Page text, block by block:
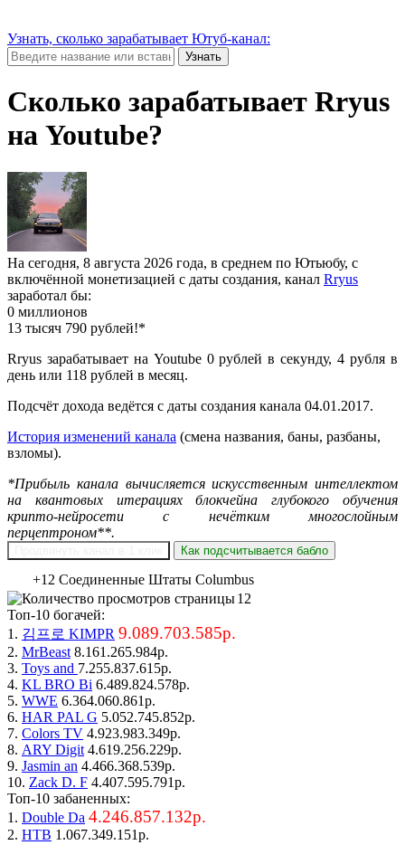
Узнать, сколько зарабатывает Ютуб-канал:
Узнать
Сколько зарабатывает Rryus
на Youtube?
На сегодня, 8 августа 2026 года, в среднем по Ютьюбу, с
включённой монетизацией с даты создания, канал Rryus
заработал бы:
0 миллионов
13 тысяч 790 рублей!*
Rryus зарабатывает на Youtube 0 рублей в секунду, 4 рубля в
день или 118 рублей в месяц.
Подсчёт дохода ведётся с даты создания канала 04.01.2017.
История изменений канала (смена названия, баны, разбаны,
взломы).
*Прибыль канала вычисляется искусственным интеллектом
на квантовых итерациях блокчейна глубокого обучения
крипто-нейросети с нечётким многослойным
перцептроном**.
Как подсчитывается бабло
+12 Соединенные Штаты Columbus
12
Топ-10 богачей:
1. 김프로 KIMPR 9.089.703.585р.
2. MrBeast 8.161.265.984р.
3. Toys and 7.255.837.615р.
4. KL BRO Bi 6.489.824.578р.
5. WWE 6.364.060.861р.
6. HAR PAL G 5.052.745.852р.
7. Colors TV 4.923.983.349р.
8. ARY Digit 4.619.256.229р.
9. Jasmin an 4.466.368.539р.
10. Zack D. F 4.407.595.791р.
Топ-10 забаненных:
1. Double Da 4.246.857.132р.
2. НТВ 1.067.349.151р.